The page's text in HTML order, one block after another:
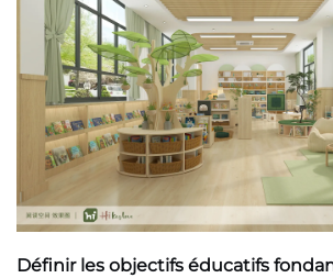
Définir les objectifs éducatifs